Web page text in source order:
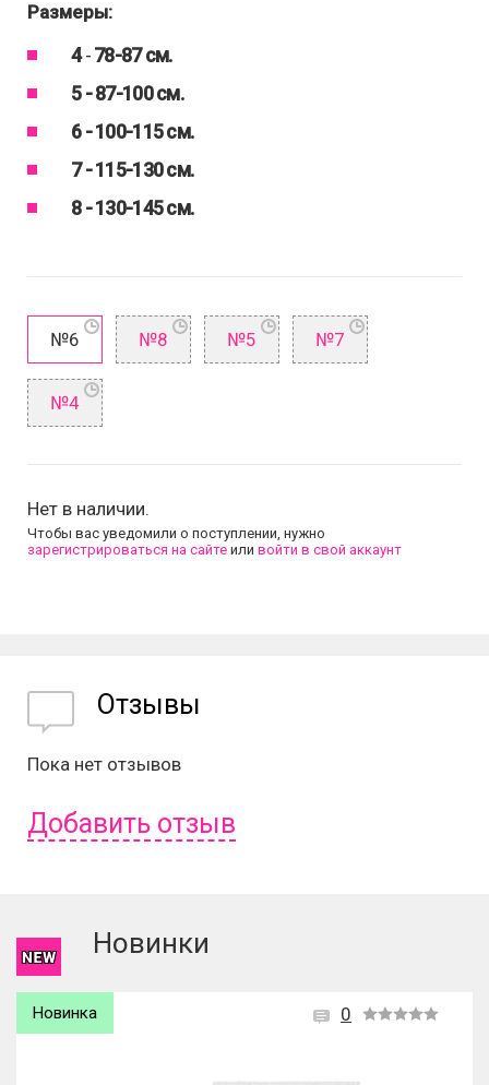
Размеры:
4-78-87 см.
5 -87-100 см.
6 -100-115 см.
7 -115-130 см.
8 -130-145 см.
№6 №8 №5 №7
№4
Нет в наличии.
Чтобы вас уведомили о поступлении, нужно
зарегистрироваться на сайте или войти в свой аккаунт
Отзывы
Пока нет отзывов
Добавить отзыв
Новинки
0
Новинка